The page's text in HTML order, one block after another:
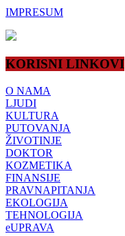
IMPRESUM
KORISNI LINKOVI
O NAMA
LJUDI
KULTURA
PUTOVANJA
ŽIVOTINJE
DOKTOR
KOZMETIKA
FINANSIJE
PRAVNAPITANJA
EKOLOGIJA
TEHNOLOGIJA
eUPRAVA